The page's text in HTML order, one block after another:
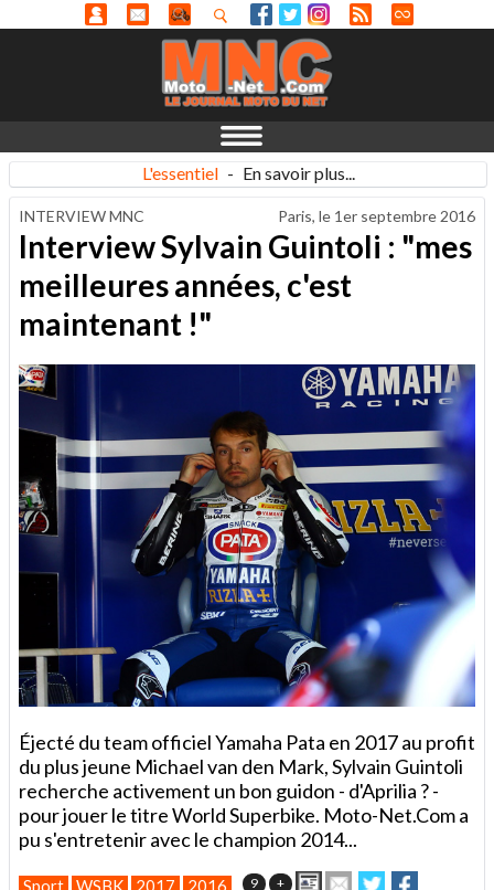
L'essentiel - En savoir plus...
INTERVIEW MNC Paris, le 1er septembre 2016
Interview Sylvain Guintoli : "mes
meilleures années, c'est
maintenant !"
Éjecté du team officiel Yamaha Pata en 2017 au profit
du plus jeune Michael van den Mark, Sylvain Guintoli
recherche activement un bon guidon - d'Aprilia ? -
pour jouer le titre World Superbike. Moto-Net.Com a
pu s'entretenir avec le champion 2014...
Sport WSBK 2017 2016 9 + ImprimerEnvoyerPartager